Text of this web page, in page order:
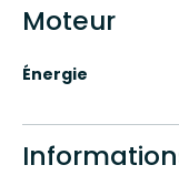
Moteur
Énergie